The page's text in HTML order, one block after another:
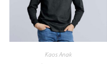
Kaos Anak